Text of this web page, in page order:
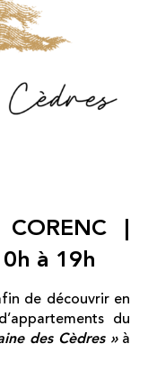
|
à 19h
de découvrir en
du
des Cèdres »à